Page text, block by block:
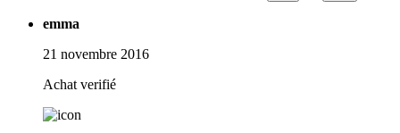
emma
21 novembre 2016
Achat verifié